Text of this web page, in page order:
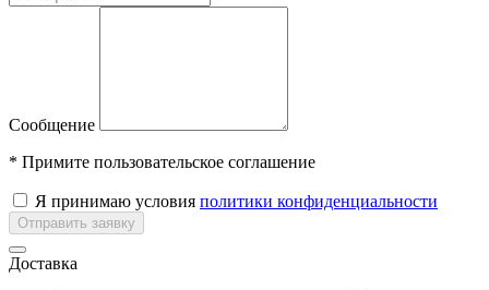
Сообщение
* Примите пользовательское соглашение
Я принимаю условия политики конфиденциальности
Отправить заявку
Доставка